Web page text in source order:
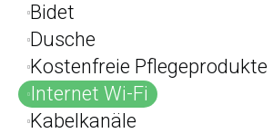
Bidet
Dusche
Kostenfreie Pflegeprodukte
Internet Wi-Fi
Kabelkanäle